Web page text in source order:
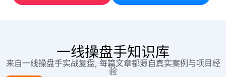
一线操盘手知识库
来自一线操盘手实战复盘, 每篇文章都源自真实案例与项目经
验